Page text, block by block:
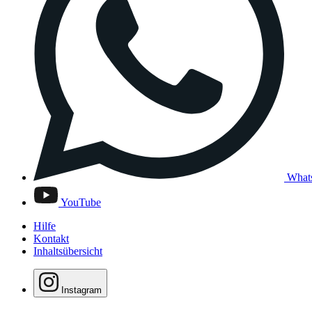
YouTube
Hilfe
Kontakt
Inhaltsübersicht
Instagram